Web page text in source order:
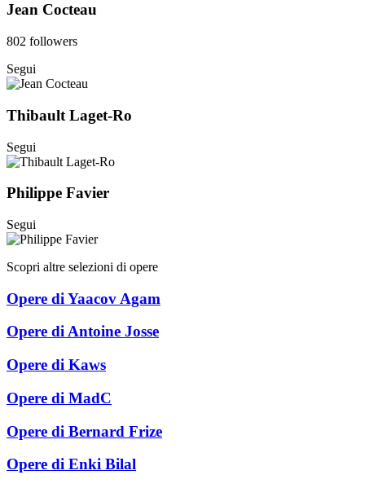
Jean Cocteau
802 followers
Segui
Thibault Laget-Ro
Segui
Philippe Favier
Segui
Scopri altre selezioni di opere
Opere di Yaacov Agam
Opere di Antoine Josse
Opere di Kaws
Opere di MadC
Opere di Bernard Frize
Opere di Enki Bilal